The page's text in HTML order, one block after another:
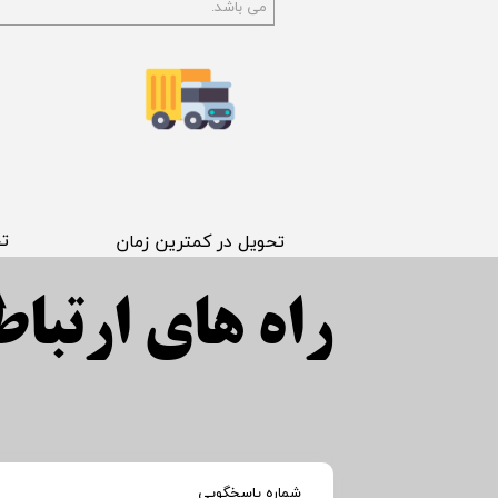
می باشد.
​شماره پاسخگویی
راه های
​تحویل در کمترین زمان